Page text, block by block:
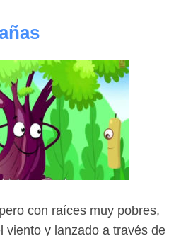
con raíces muy pobres,
viento y lanzado a través de